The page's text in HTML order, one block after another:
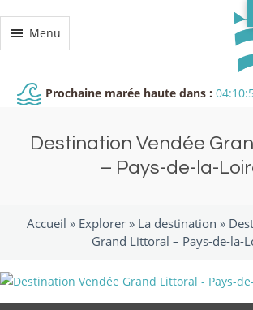
Menu
Prochaine marée haute dans :
Destination Vendée
– Pays-de-la-
Accueil » Explorer» La destination »
Grand Littoral – Pays-de-la-